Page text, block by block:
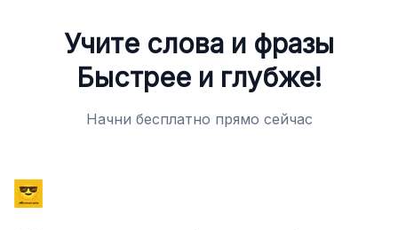
Учите слова и фразы
Быстрее и глубже!
Начни бесплатно прямо сейчас